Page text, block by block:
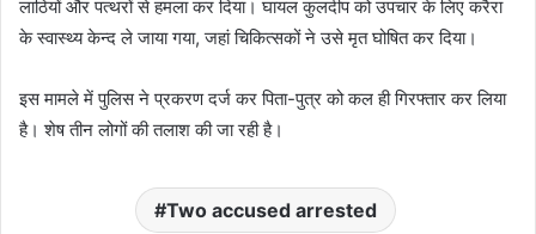
लाठियों और पत्थरों से हमला कर दिया। घायल कुलदीप को उपचार के लिए करैरा
के स्वास्थ्य केन्द ले जाया गया, जहां चिकित्सकों ने उसे मृत घोषित कर दिया।
इस मामले में पुलिस ने प्रकरण दर्ज कर पिता-पुत्र को कल ही गिरफ्तार कर लिया
है। शेष तीन लोगों की तलाश की जा रही है।
Two accused arrested